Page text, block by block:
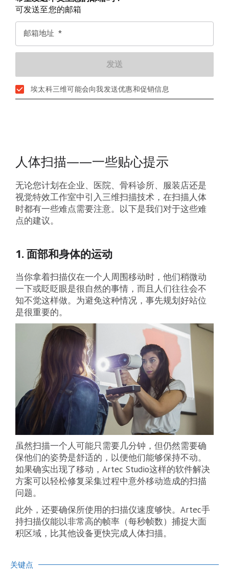
可发送至您的邮箱
邮箱地址
埃太科三维可能会向我发送优惠和促销信息
人体扫描——一些贴心提示
无论您计划在企业、医院、骨科诊所、服装店还是
视觉特效工作室中引入三维扫描技术，在扫描人体
时都有一些难点需要注意。以下是我们对于这些难
点的建议。
1. 面部和身体的运动
当你拿着扫描仪在一个人周围移动时，他们稍微动
一下或眨眨眼是很自然的事情，而且人们往往会不
知不觉这样做。为避免这种情况，事先规划好站位
是很重要的。
虽然扫描一个人可能只需要几分钟，但仍然需要确
保他们的姿势是舒适的，以便他们能够保持不动。
如果确实出现了移动，Artec Studio这样的软件解决
方案可以轻松修复采集过程中意外移动造成的扫描
问题。
此外，还要确保所使用的扫描仪速度够快。Artec手
持扫描仪能以非常高的帧率（每秒帧数）捕捉大面
积区域，比其他设备更快完成人体扫描。
关键点